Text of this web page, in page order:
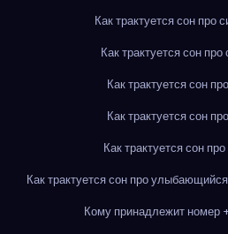
Как трактуется сон про
Как трактуется сон
Как трактуется сон
Как трактуется сон
Как трактуется сон
Как трактуется сон про
Кому принадлежит номер